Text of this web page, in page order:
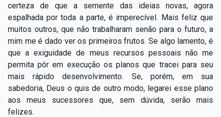
certeza de que a semente das ideias novas, agora
espalhada por toda a parte, é imperecível. Mais feliz que
muitos outros, que não trabalharam senão para o futuro, a
mim me é dado ver os primeiros frutos. Se algo lamento, é
que a exiguidade de meus recursos pessoais não me
permita pôr em execução os planos que tracei para seu
mais rápido desenvolvimento. Se, porém, em sua
sabedoria, Deus o quis de outro modo, legarei esse plano
aos meus sucessores que, sem dúvida, serão mais
felizes.